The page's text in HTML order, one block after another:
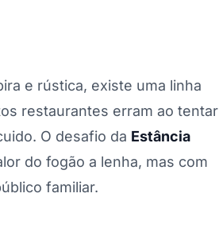
e rústica, existe uma linha
restaurantes erram ao tentar
O desafio da Estância
do fogão a lenha, mas com
familiar.